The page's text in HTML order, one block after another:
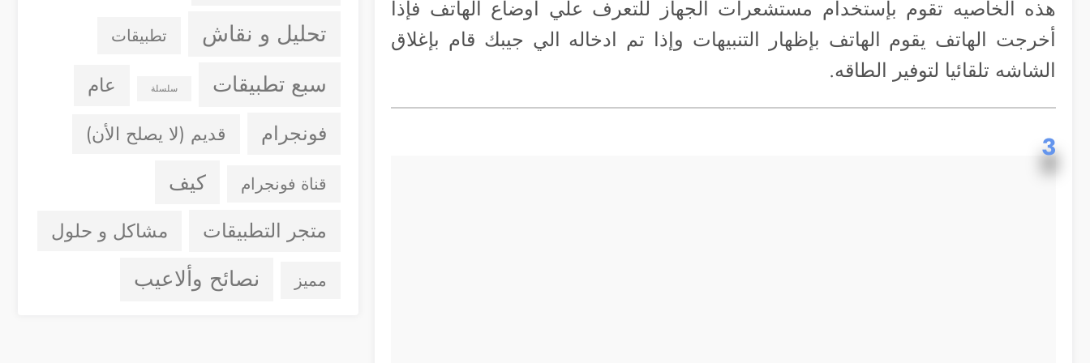
هذه الخاصيه تقوم بإستخدام مستشعرات الجهاز للتعرف علي أوضاع الهاتف فإذا
أخرجت الهاتف يقوم الهاتف بإظهار التنبيهات وإذا تم ادخاله الي جيبك قام بإغلاق
الشاشه تلقائيا لتوفير الطاقه.
3
تحليل و نقاش تطبيقات
سبع تطبيقات سلسلة عام
فونجرام قديم (لا يصلح الأن)
قناة فونجرام كيف
متجر التطبيقات مشاكل و حلول
مميز نصائح وألاعيب